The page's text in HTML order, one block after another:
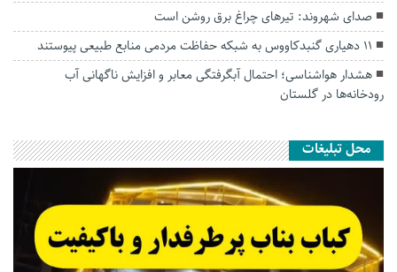
صدای شهروند: تیرهای چراغ برق روشن است
۱۱ دهیاری گنبدکاووس به شبکه حفاظت مردمی منابع طبیعی پیوستند
هشدار هواشناسی؛ احتمال آبگرفتگی معابر و افزایش ناگهانی آب
رودخانه‌ها در گلستان
محل تبلیغات